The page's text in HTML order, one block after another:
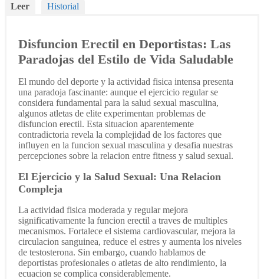
Leer Historial
Disfuncion Erectil en Deportistas: Las
Paradojas del Estilo de Vida Saludable
El mundo del deporte y la actividad fisica intensa presenta
una paradoja fascinante: aunque el ejercicio regular se
considera fundamental para la salud sexual masculina,
algunos atletas de elite experimentan problemas de
disfuncion erectil. Esta situacion aparentemente
contradictoria revela la complejidad de los factores que
influyen en la funcion sexual masculina y desafia nuestras
percepciones sobre la relacion entre fitness y salud sexual.
El Ejercicio y la Salud Sexual: Una Relacion
Compleja
La actividad fisica moderada y regular mejora
significativamente la funcion erectil a traves de multiples
mecanismos. Fortalece el sistema cardiovascular, mejora la
circulacion sanguinea, reduce el estres y aumenta los niveles
de testosterona. Sin embargo, cuando hablamos de
deportistas profesionales o atletas de alto rendimiento, la
ecuacion se complica considerablemente.